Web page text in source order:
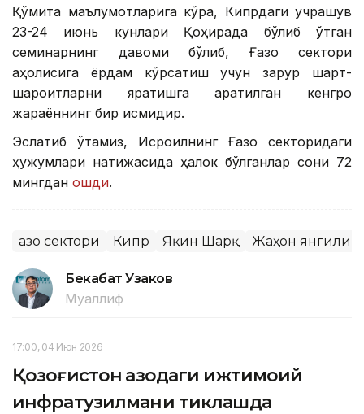
Қўмита маълумотларига кўра, Кипрдаги учрашув
23-24 июнь кунлари Қоҳирада бўлиб ўтган
семинарнинг давоми бўлиб, Ғазо сектори
аҳолисига ёрдам кўрсатиш учун зарур шарт-
шароитларни яратишга қаратилган кенгроқ
жараённинг бир қисмидир.
Эслатиб ўтамиз, Исроилнинг Ғазо секторидаги
ҳужумлари натижасида ҳалок бўлганлар сони 72
мингдан ошди.
Ғазо сектори Кипр Яқин Шарқ Жаҳон
Бекабат Узаков
Муаллиф
17:00, 04 Июн 2026
Қозоғистон Ғазодаги ижтимоий
инфратузилмани тиклашда